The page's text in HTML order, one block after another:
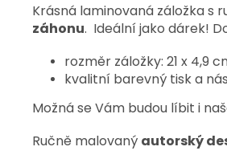
Krásná laminovaná záložka
záhonu. Ideální jako dárek!
rozměr záložky: 21 x 4,9
kvalitní barevný tisk a
Možná se Vám budou líbit i
Ručně malovaný autorský